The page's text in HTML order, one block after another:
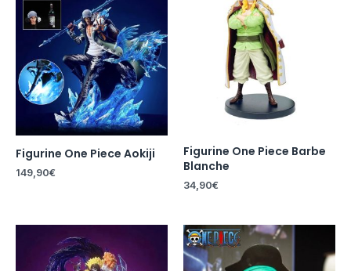
Figurine One Piece Aokiji
149,90€
Figurine One Piece Barbe
Blanche
34,90€